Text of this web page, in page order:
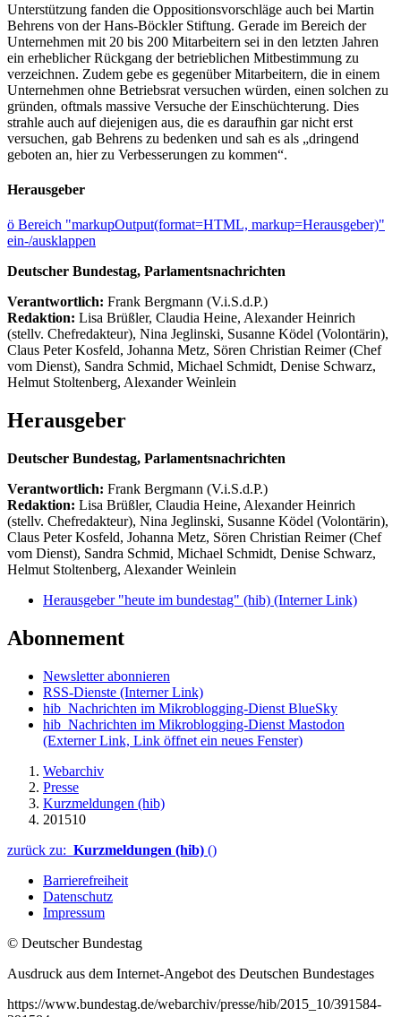
Unterstützung fanden die Oppositionsvorschläge auch bei Martin
Behrens von der Hans-Böckler Stiftung. Gerade im Bereich der
Unternehmen mit 20 bis 200 Mitarbeitern sei in den letzten Jahren
ein erheblicher Rückgang der betrieblichen Mitbestimmung zu
verzeichnen. Zudem gebe es gegenüber Mitarbeitern, die in einem
Unternehmen ohne Betriebsrat versuchen würden, einen solchen zu
gründen, oftmals massive Versuche der Einschüchterung. Dies
strahle auch auf diejenigen aus, die es daraufhin gar nicht erst
versuchen, gab Behrens zu bedenken und sah es als „dringend
geboten an, hier zu Verbesserungen zu kommen“.
Herausgeber
ö Bereich "markupOutput(format=HTML, markup=Herausgeber)"
ein-/ausklappen
Deutscher Bundestag, Parlamentsnachrichten
Verantwortlich: Frank Bergmann (V.i.S.d.P.)
Redaktion: Lisa Brüßler, Claudia Heine, Alexander Heinrich
(stellv. Chefredakteur), Nina Jeglinski, Susanne Ködel (Volontärin),
Claus Peter Kosfeld, Johanna Metz, Sören Christian Reimer (Chef
vom Dienst), Sandra Schmid, Michael Schmidt, Denise Schwarz,
Helmut Stoltenberg, Alexander Weinlein
Herausgeber
Deutscher Bundestag, Parlamentsnachrichten
Verantwortlich: Frank Bergmann (V.i.S.d.P.)
Redaktion: Lisa Brüßler, Claudia Heine, Alexander Heinrich
(stellv. Chefredakteur), Nina Jeglinski, Susanne Ködel (Volontärin),
Claus Peter Kosfeld, Johanna Metz, Sören Christian Reimer (Chef
vom Dienst), Sandra Schmid, Michael Schmidt, Denise Schwarz,
Helmut Stoltenberg, Alexander Weinlein
Herausgeber "heute im bundestag" (hib) (Interner Link)
Abonnement
Newsletter abonnieren
RSS-Dienste (Interner Link)
hib_Nachrichten im Mikroblogging-Dienst BlueSky
hib_Nachrichten im Mikroblogging-Dienst Mastodon
(Externer Link, Link öffnet ein neues Fenster)
Webarchiv
Presse
Kurzmeldungen (hib)
201510
zurück zu: Kurzmeldungen (hib) ()
Barrierefreiheit
Datenschutz
Impressum
© Deutscher Bundestag
Ausdruck aus dem Internet-Angebot des Deutschen Bundestages
https://www.bundestag.de/webarchiv/presse/hib/2015_10/391584-